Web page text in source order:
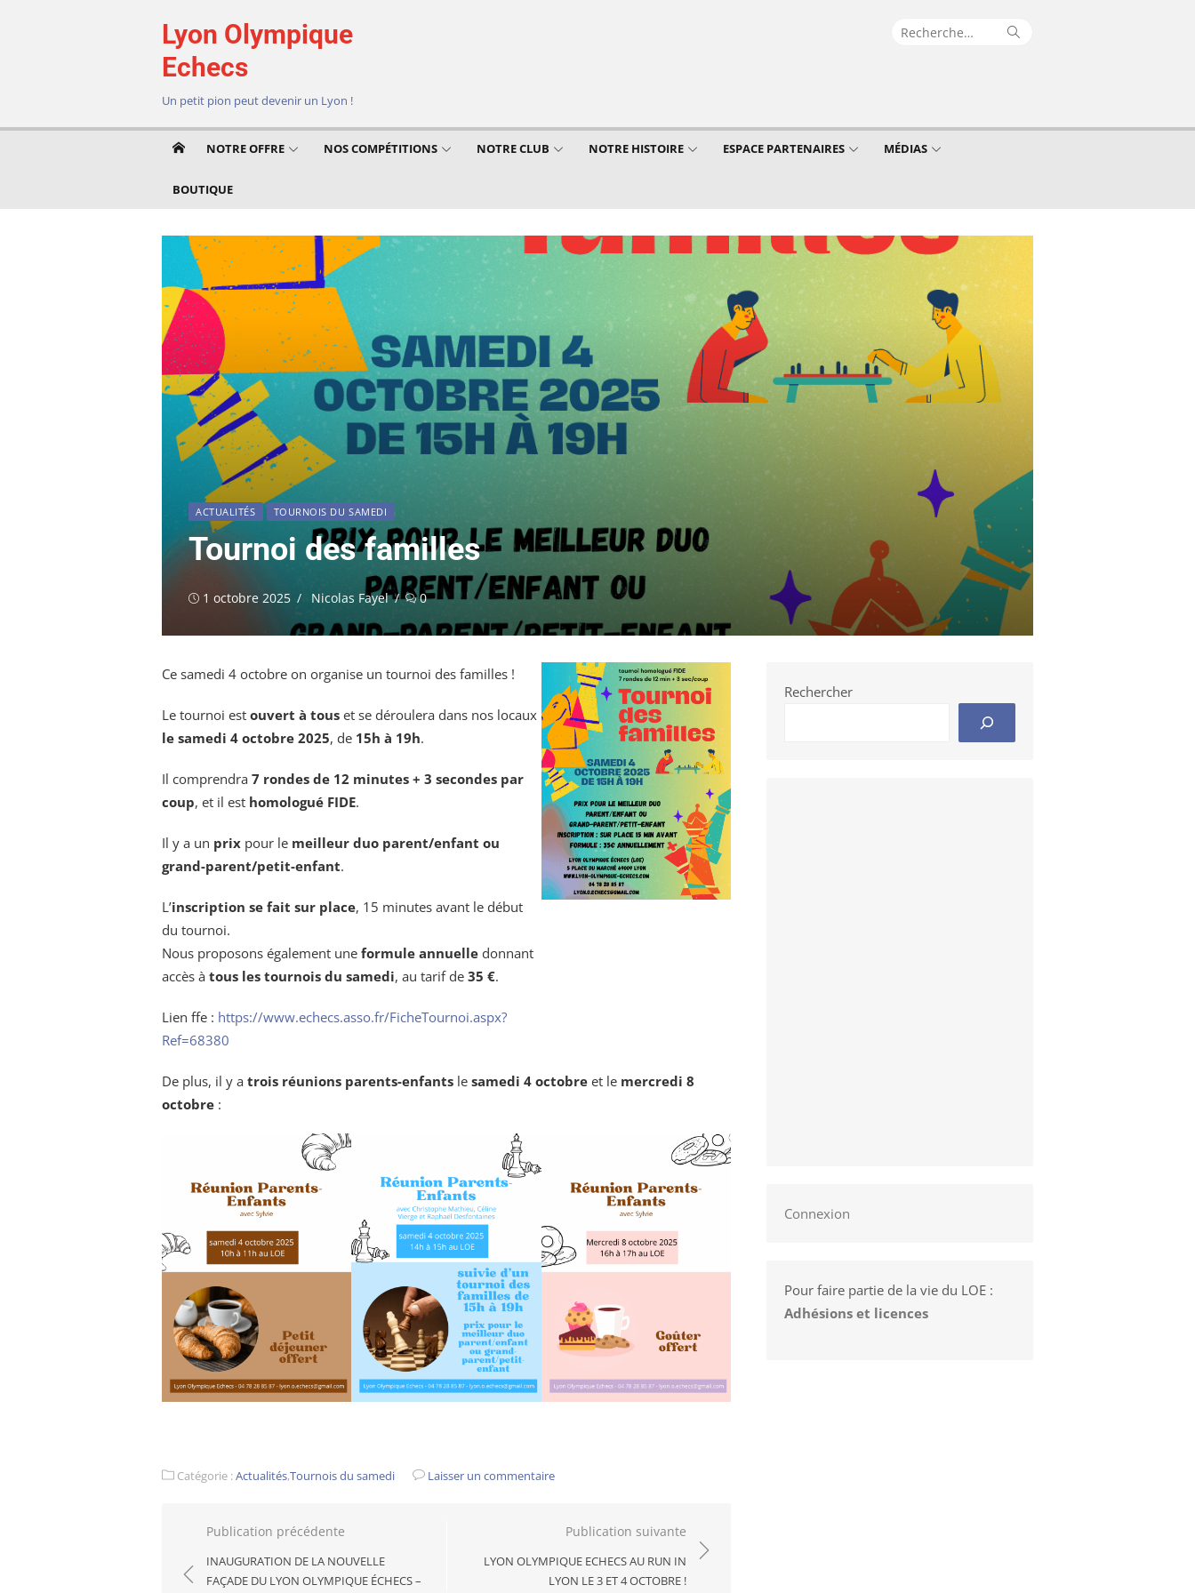
Lyon Olympique
Echecs
Un petit pion peut devenir un Lyon !
Recherche
Rechercher
NOTRE OFFRE NOS COMPÉTITIONS NOTRE CLUB NOTRE HISTOIRE ESPACE PARTENAIRES MÉDIAS
BOUTIQUE
ACTUALITÉS TOURNOIS DU SAMEDI
Tournoi des familles
Publié
1 octobre 2025 Auteur/autrice
Nicolas Fayel 0
Ce samedi 4 octobre on organise un tournoi des familles !
Le tournoi est ouvert à tous et se déroulera dans nos locaux
le samedi 4 octobre 2025, de 15h à 19h.
Il comprendra 7 rondes de 12 minutes + 3 secondes par
coup, et il est homologué FIDE.
Il y a un prix pour le meilleur duo parent/enfant ou
grand-parent/petit-enfant.
L’inscription se fait sur place, 15 minutes avant le début
du tournoi.
Nous proposons également une formule annuelle donnant
accès à tous les tournois du samedi, au tarif de 35 €.
Lien ffe : https://www.echecs.asso.fr/FicheTournoi.aspx?
Ref=68380
De plus, il y a trois réunions parents-enfants le samedi 4 octobre et le mercredi 8
octobre :
Catégorie :Actualités,Tournois du samedi Laisser un commentaire
Navigation
l’article
Publication précédente
INAUGURATION DE LA NOUVELLE
FAÇADE DU LYON OLYMPIQUE ÉCHECS –
Publication suivante
LYON OLYMPIQUE ECHECS AU RUN IN
LYON LE 3 ET 4 OCTOBRE !
Rechercher
Connexion
Pour faire partie de la vie du LOE :
Adhésions et licences